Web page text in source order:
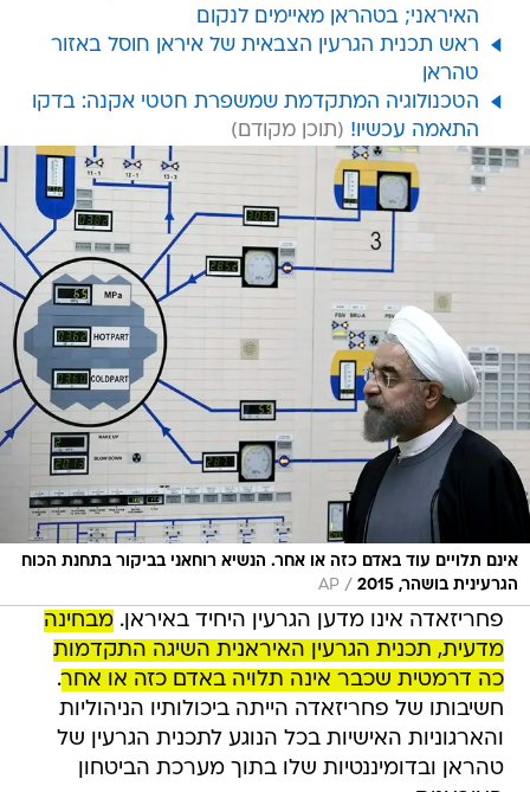
האיראני; בטהראן מאיימים לנקום
ראש תכנית הגרעין הצבאית של איראן חוסל באזור
טהראן
הטכנולוגיה המתקדמת שמשפרת חטטי אקנה: בדקו
התאמה עכשיו!
אינם תלויים עוד באדם כזה או אחר. הנשיא רוחאני בביקור בתחנת הכוח
הגרעינית בושהר, 2015
/
AP
פחריזאדה אינו מדען הגרעין היחיד באיראן.מבחינה
מדעית, תכנית הגרעין האיראנית השיגה התקדמות
כה דרמטית שכבר אינה תלויה באדם כזה או אחר.
חשיבותו של פחריזאדה הייתה ביכולותיו הניהוליות
והארגוניות האישיות בכל הנוגע לתכנית הגרעין של
טהראן ובדומיננטיות שלו בתוך מערכת הביטחון